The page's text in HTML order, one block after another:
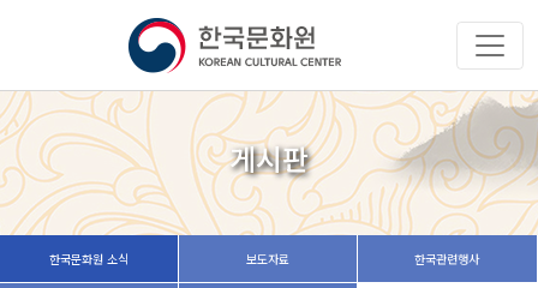
게시판
한국문화원 소식 보도자료 한국관련행사